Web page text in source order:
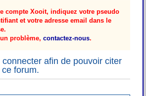
compte Xooit, indiquez votre pseudo
et votre adresse email dans le
problème, contactez-nous.
afin de pouvoir citer
forum.